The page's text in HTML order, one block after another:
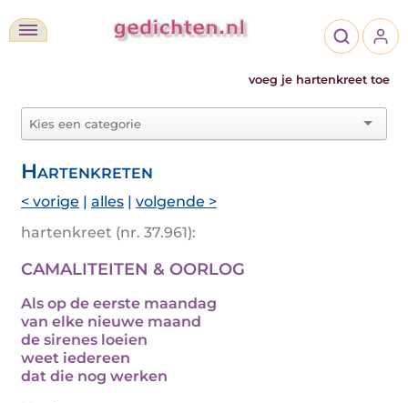
voeg je hartenkreet toe
Hartenkreten
< vorige | alles | volgende >
hartenkreet (nr. 37.961):
CAMALITEITEN & OORLOG
Als op de eerste maandag
van elke nieuwe maand
de sirenes loeien
weet iedereen
dat die nog werken